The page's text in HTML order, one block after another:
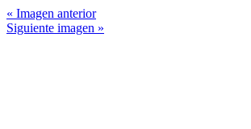
« Imagen anterior
Siguiente imagen »